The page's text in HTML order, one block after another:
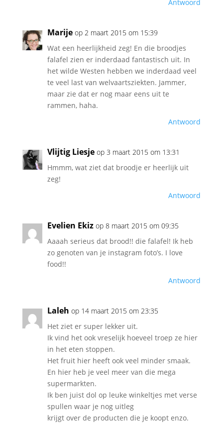
Antwoord
Marije op 2 maart 2015 om 15:39
Wat een heerlijkheid zeg! En die broodjes
falafel zien er inderdaad fantastisch uit. In
het wilde Westen hebben we inderdaad veel
te veel last van welvaartsziekten. Jammer,
maar zie dat er nog maar eens uit te
rammen, haha.
Antwoord
Vlijtig Liesje op 3 maart 2015 om 13:31
Hmmm, wat ziet dat broodje er heerlijk uit
zeg!
Antwoord
Evelien Ekiz op 8 maart 2015 om 09:35
Aaaah serieus dat brood!! die falafel! Ik heb
zo genoten van je instagram foto’s. I love
food!!
Antwoord
Laleh op 14 maart 2015 om 23:35
Het ziet er super lekker uit.
Ik vind het ook vreselijk hoeveel troep ze hier
in het eten stoppen.
Het fruit hier heeft ook veel minder smaak.
En hier heb je veel meer van die mega
supermarkten.
Ik ben juist dol op leuke winkeltjes met verse
spullen waar je nog uitleg
krijgt over de producten die je koopt enzo.